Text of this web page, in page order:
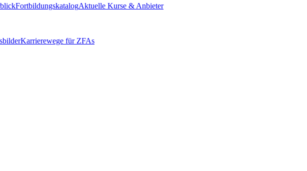
FortbildungskatalogAktuelle Kurse & Anbieter
Karrierewege für ZFAs